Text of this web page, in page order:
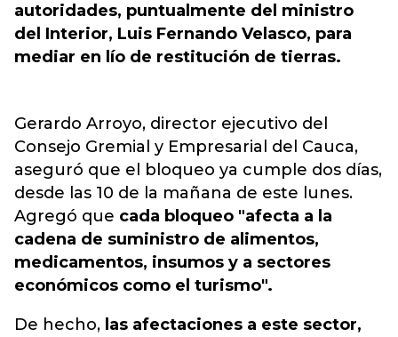
autoridades, puntualmente del ministro
del Interior, Luis Fernando Velasco, para
mediar en lío de restitución de tierras.
Gerardo Arroyo, director ejecutivo del
Consejo Gremial y Empresarial del Cauca,
aseguró que el bloqueo ya cumple dos días,
desde las 10 de la mañana de este lunes.
Agregó que cada bloqueo "afecta a la
cadena de suministro de alimentos,
medicamentos, insumos y a sectores
económicos como el turismo".
De hecho, las afectaciones a este sector,